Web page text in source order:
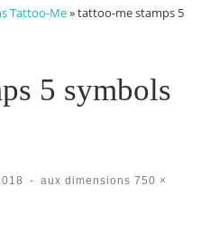
Tattoo-Me»tattoo-me stamps 5
5 symbols
- aux dimensions 750 ×